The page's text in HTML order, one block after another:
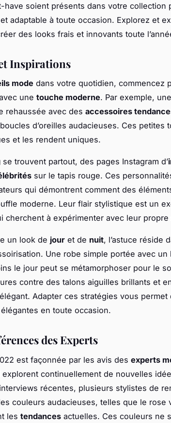
have soient présents dans votre collection
adaptable à toute occasion. Explorez et
des looks frais et innovants toute
Inspirations
mode dans votre quotidien, commencez
une touche moderne. Par exemple,
rehaussée avec des accessoires
d’oreilles audacieuses. Ces petites
et les rendent uniques.
se trouvent partout, des pages Instagram d’
sur le tapis rouge. Ces
qui démontrent comment des
moderne. Leur flair stylistique est un
cherchent à expérimenter avec leur propre
un look de jour et de nuit, l’astuce réside
Une robe simple portée avec un
le jour peut se métamorphoser pour le
contre des talons aiguilles brillants et
Adapter ces stratégies vous permet
en toute occasion.
des Experts
est façonnée par les avis des experts
continuellement de nouvelles
récentes, plusieurs stylistes de
couleurs audacieuses, telles que le rose
les tendances actuelles. Ces couleurs ne